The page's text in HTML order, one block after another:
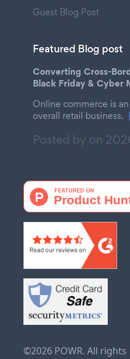
Guest Blog Post
Featured Blog post
Converting Cross-
Black Friday & Cyber
Online commerce is
overall retail business.
Posted by on
©2026 POWR. All rights